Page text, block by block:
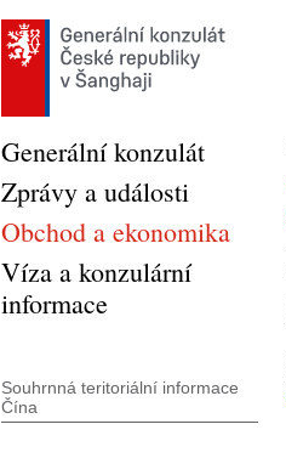
Generální konzulát
Zprávy a události
Obchod a ekonomika
Víza a konzulární
informace
Souhrnná teritoriální informace
Čína